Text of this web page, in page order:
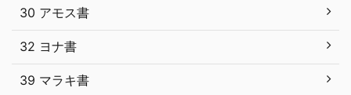
30 アモス書
32 ヨナ書
39 マラキ書